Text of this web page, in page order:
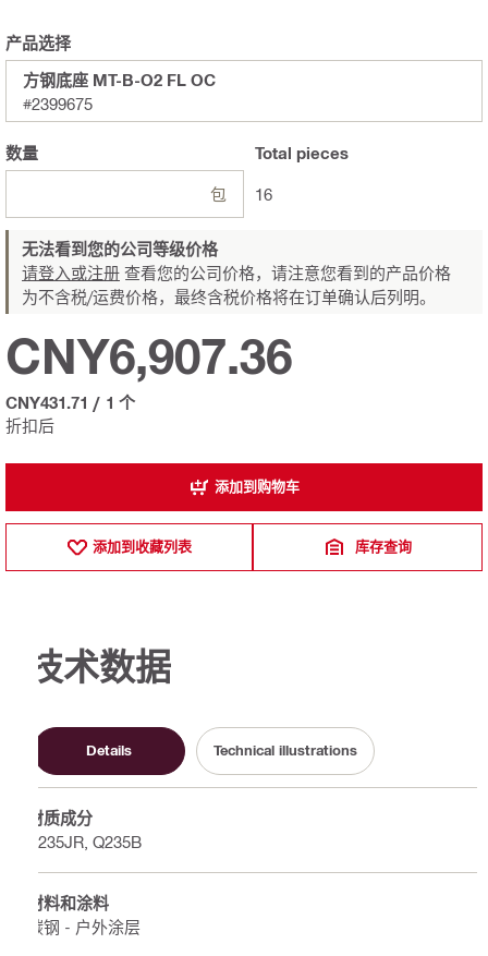
产品选择
方钢底座 MT-B-O2 FL OC
#2399675
数量
包
Total pieces
16
无法看到您的公司等级价格
请登入或注册 查看您的公司价格，请注意您看到的产品价格
为不含税/运费价格，最终含税价格将在订单确认后列明。
折扣后
CNY6,907.36
CNY431.71 / 1 个
添加到购物车
添加到收藏列表 库存查询
技术数据
Details Technical illustrations
材质成分
S235JR, Q235B
材料和涂料
碳钢 - 户外涂层